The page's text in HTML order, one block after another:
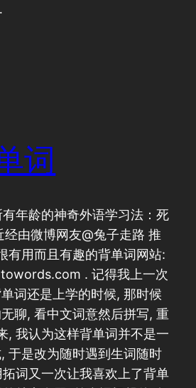
词
年龄的神奇外语学习法：死
由微博网友@兔子走路 推
有用而且有趣的背单词网站:
. 记得我上一次
词还是上学的时候, 那时候
聊, 看中文词意然后拼写, 重
, 我认为这样背单词并不是一
于是改为随时遇到生词随时
词又一次让我喜欢上了背单